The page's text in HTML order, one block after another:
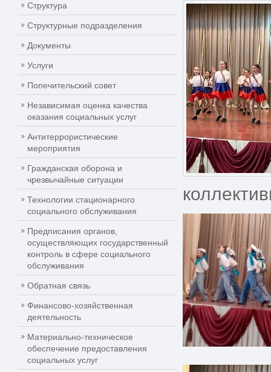
Структура
Структурные подразделения
Документы
Услуги
Попечительский совет
Независимая оценка качества
оказания социальных услуг
Антитеррористические
мероприятия
Гражданская оборона и
чрезвычайные ситуации
Технологии стационарного
социального обслуживания
Предписания органов,
осуществляющих государственный
контроль в сфере социального
обслуживания
Обратная связь
Финансово-хозяйственная
деятельность
Материально-техническое
обеспечение предоставления
социальных услуг